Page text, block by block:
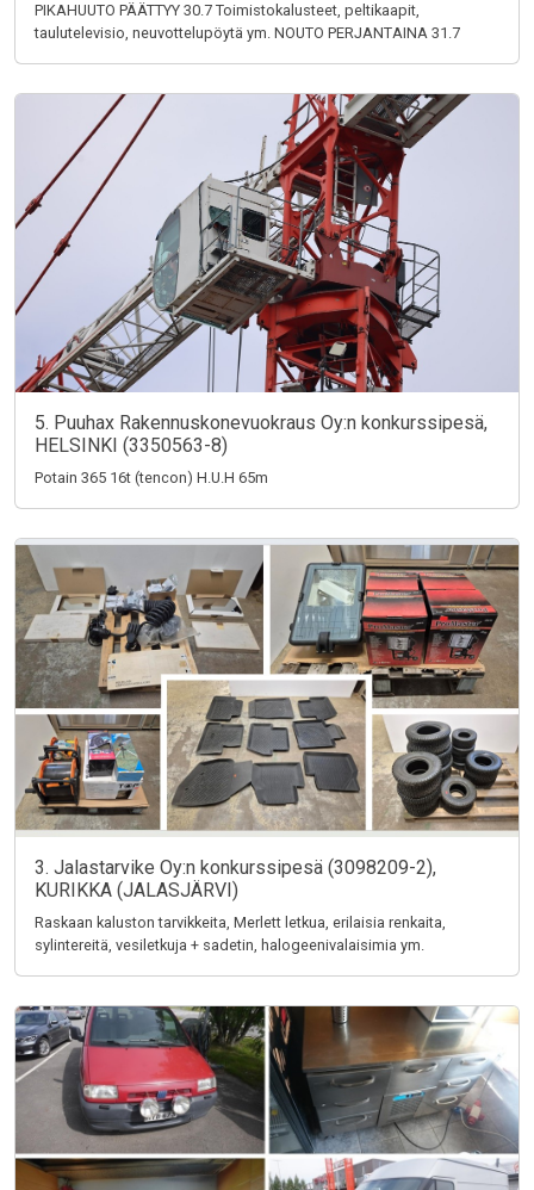
PIKAHUUTO PÄÄTTYY 30.7 Toimistokalusteet, peltikaapit,
taulutelevisio, neuvottelupöytä ym. NOUTO PERJANTAINA 31.7
5. Puuhax Rakennuskonevuokraus Oy:n konkurssipesä,
HELSINKI (3350563-8)
Potain 365 16t (tencon) H.U.H 65m
3. Jalastarvike Oy:n konkurssipesä (3098209-2),
KURIKKA (JALASJÄRVI)
Raskaan kaluston tarvikkeita, Merlett letkua, erilaisia renkaita,
sylintereitä, vesiletkuja + sadetin, halogeenivalaisimia ym.